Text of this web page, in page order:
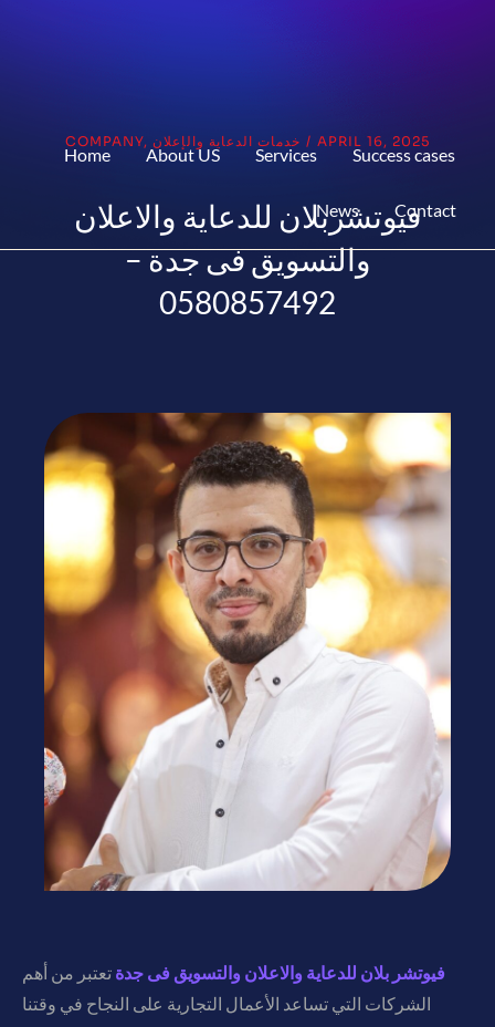
Home About US Services Success cases
News Contact
COMPANY, خدمات الدعاية والإعلان / APRIL 16, 2025
فيوتشربلان للدعاية والاعلان
والتسويق فى جدة –
0580857492
فيوتشر بلان للدعاية والاعلان والتسويق فى جدة تعتبر من أهم
الشركات التي تساعد الأعمال التجارية على النجاح في وقتنا